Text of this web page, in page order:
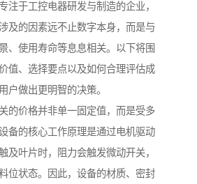
注于工控电器研发与制造的企业，
及的因素远不止数字本身，而是与
、使用寿命等息息相关。以下将围
值、选择要点以及如何合理评估成
户做出更明智的决策。
的价格并非单一固定值，而是受多
备的核心工作原理是通过电机驱动
及叶片时，阻力会触发微动开关，
位状态。因此，设备的材质、密封